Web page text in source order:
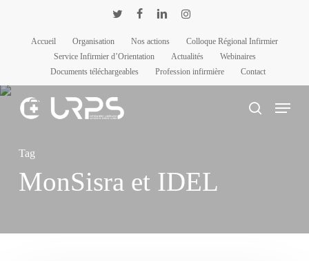
Accueil
Organisation Nos actions
Colloque Régional Infirmier
Service Infirmier d’Orientation
Actualités
Webinaires
Documents téléchargeables
Profession infirmière Contact
rechercher
Menu
Tag
MonSisra et IDEL
Panneau de gestion des cookies